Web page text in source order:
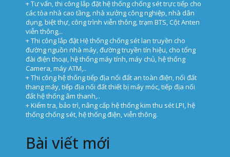
+ Tư vấn, thi công lắp đặt hệ thống chống sét trực tiếp cho
các tòa nhà cao tầng, nhà xưởng công nghiệp, nhà dân
dụng, biệt thự, công trình viễn thông, trạm BTS, Cột Anten
viễn thông,..
+ Thi công lắp đặt Hệ thống chống sét lan truyền cho
đường nguồn nhà máy, đường truyền tín hiệu, cho tổng
đài điện thoại, hệ thống máy tính, máy chủ, hệ thống
Camera, máy ATM,..
+ Thi công hệ thống tiếp địa nối đất an toàn điện, nối đất
thang máy, tiếp địa nối đất thiết bị máy móc, tiếp địa nối
đất hệ thống âm thanh,..
+ Kiểm tra, bảo trì, nâng cấp hệ thống kim thu sét LPI, hệ
thống chống sét, hệ thống điện, viễn thông.
Bài viết mới